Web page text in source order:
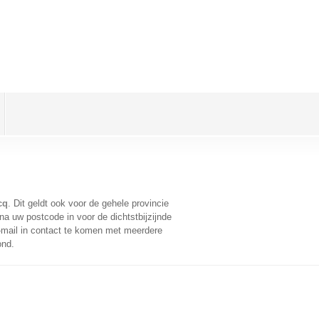
. Dit geldt ook voor de gehele provincie
uw postcode in voor de dichtstbijzijnde
in contact te komen met meerdere